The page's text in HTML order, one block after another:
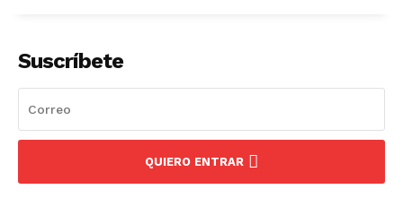
Suscríbete
QUIERO ENTRAR